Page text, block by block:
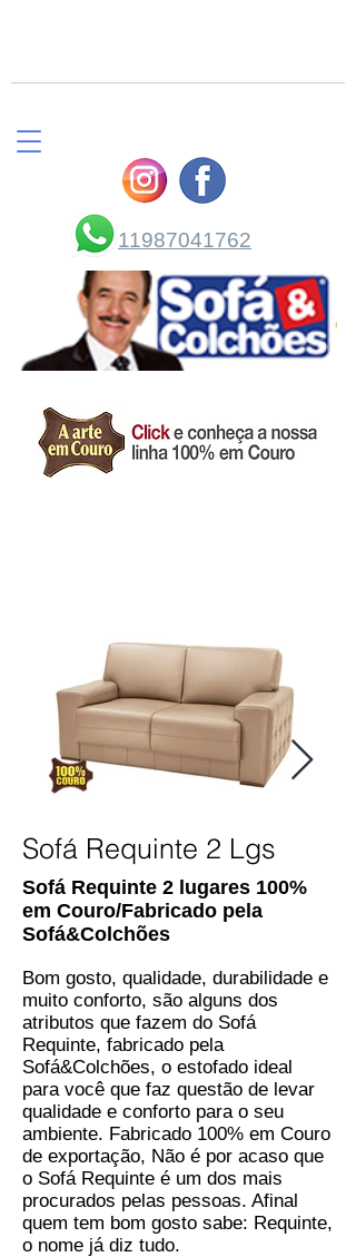
11987041762
Sofá Requinte 2 lugares 100%
em Couro/Fabricado pela
Sofá&Colchões
Bom gosto, qualidade, durabilidade e
muito conforto, são alguns dos
atributos que fazem do Sofá
Requinte, fabricado pela
Sofá&Colchões, o estofado ideal
para você que faz questão de levar
qualidade e conforto para o seu
ambiente. Fabricado 100% em Couro
de exportação, Não é por acaso que
o Sofá Requinte é um dos mais
procurados pelas pessoas. Afinal
quem tem bom gosto sabe: Requinte,
o nome já diz tudo.
Sofá Requinte 2 Lgs